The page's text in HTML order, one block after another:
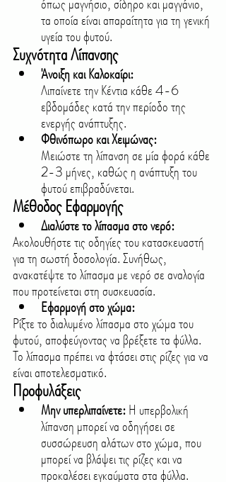
τα οποία είναι απαραίτητα για τη γενική
υγεία του φυτού.
Συχνότητα Λίπανσης
Άνοιξη και Καλοκαίρι:
Λιπαίνετε την Κέντια κάθε 4-6
εβδομάδες κατά την περίοδο της
ενεργής ανάπτυξης.
Φθινόπωρο και Χειμώνας:
Μειώστε τη λίπανση σε μία φορά κάθε
2-3 μήνες, καθώς η ανάπτυξη του
φυτού επιβραδύνεται.
Μέθοδος Εφαρμογής
Διαλύστε το λίπασμα στο νερό:
Ακολουθήστε τις οδηγίες του κατασκευαστή
για τη σωστή δοσολογία. Συνήθως,
ανακατέψτε το λίπασμα με νερό σε αναλογία
που προτείνεται στη συσκευασία.
Εφαρμογή στο χώμα:
Ρίξτε το διαλυμένο λίπασμα στο χώμα του
φυτού, αποφεύγοντας να βρέξετε τα φύλλα.
Το λίπασμα πρέπει να φτάσει στις ρίζες για να
είναι αποτελεσματικό.
Προφυλάξεις
Μην υπερλιπαίνετε: Η υπερβολική
λίπανση μπορεί να οδηγήσει σε
συσσώρευση αλάτων στο χώμα, που
μπορεί να βλάψει τις ρίζες και να
προκαλέσει εγκαύματα στα φύλλα.